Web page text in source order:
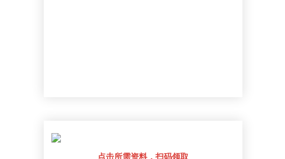
点击所需资料，扫码领取